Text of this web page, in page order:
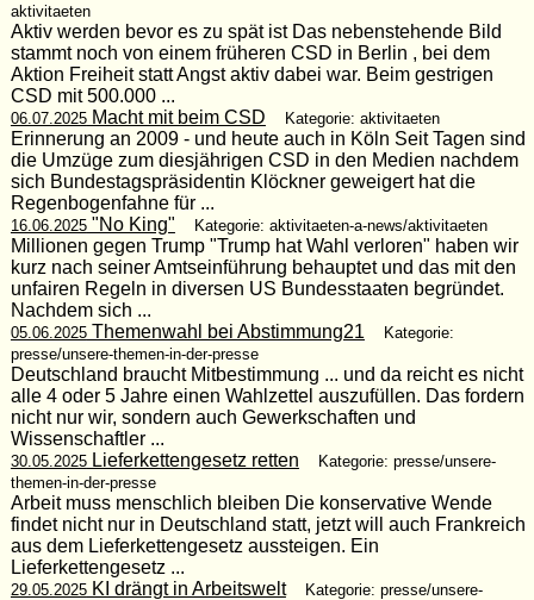
aktivitaeten
Aktiv werden bevor es zu spät ist Das nebenstehende Bild
stammt noch von einem früheren CSD in Berlin , bei dem
Aktion Freiheit statt Angst aktiv dabei war. Beim gestrigen
CSD mit 500.000 ...
06.07.2025Macht mit beim CSD Kategorie: aktivitaeten
Erinnerung an 2009 - und heute auch in Köln Seit Tagen sind
die Umzüge zum diesjährigen CSD in den Medien nachdem
sich Bundestagspräsidentin Klöckner geweigert hat die
Regenbogenfahne für ...
16.06.2025"No King" Kategorie: aktivitaeten-a-news/aktivitaeten
Millionen gegen Trump "Trump hat Wahl verloren" haben wir
kurz nach seiner Amtseinführung behauptet und das mit den
unfairen Regeln in diversen US Bundesstaaten begründet.
Nachdem sich ...
05.06.2025Themenwahl bei Abstimmung21
Kategorie:
presse/unsere-themen-in-der-presse
Deutschland braucht Mitbestimmung ... und da reicht es nicht
alle 4 oder 5 Jahre einen Wahlzettel auszufüllen. Das fordern
nicht nur wir, sondern auch Gewerkschaften und
Wissenschaftler ...
30.05.2025Lieferkettengesetz retten
Kategorie: presse/unsere-
themen-in-der-presse
Arbeit muss menschlich bleiben Die konservative Wende
findet nicht nur in Deutschland statt, jetzt will auch Frankreich
aus dem Lieferkettengesetz aussteigen. Ein
Lieferkettengesetz ...
29.05.2025KI drängt in Arbeitswelt
Kategorie: presse/unsere-